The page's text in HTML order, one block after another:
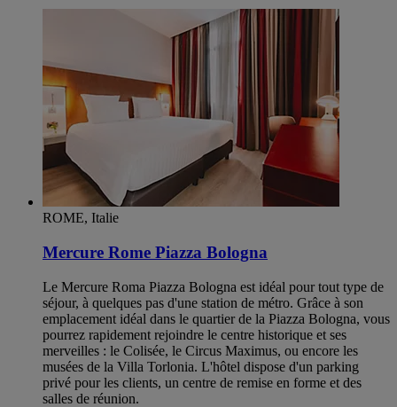
ROME, Italie
Mercure Rome Piazza Bologna
Le Mercure Roma Piazza Bologna est idéal pour tout type de
séjour, à quelques pas d'une station de métro. Grâce à son
emplacement idéal dans le quartier de la Piazza Bologna, vous
pourrez rapidement rejoindre le centre historique et ses
merveilles : le Colisée, le Circus Maximus, ou encore les
musées de la Villa Torlonia. L'hôtel dispose d'un parking
privé pour les clients, un centre de remise en forme et des
salles de réunion.